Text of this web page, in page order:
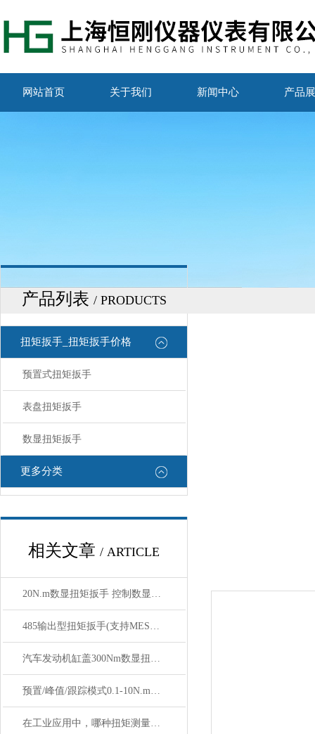
网站首页 关于我们 新闻中心 产品
产品列表 / PRODUCTS
扭矩扳手_扭矩扳手价格
预置式扭矩扳手
表盘扭矩扳手
数显扭矩扳手
更多分类
相关文章 / ARTICLE
20N.m数显扭矩扳手 控制数显扭矩扳手
485输出型扭矩扳手(支持MES系统对接,实现工单数据绑定)
汽车发动机缸盖300Nm数显扭矩扳手（M10-M16 螺栓紧固）
预置/峰值/跟踪模式0.1-10N.m数显扭矩扳手
在工业应用中，哪种扭矩测量工具更为常用？